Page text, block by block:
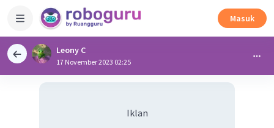
Masuk
Leony C
17 November 2023 02:25
Iklan